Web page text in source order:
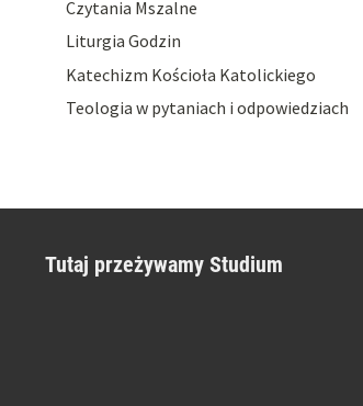
Czytania Mszalne
Liturgia Godzin
Katechizm Kościoła Katolickiego
Teologia w pytaniach i odpowiedziach
Tutaj przeżywamy Studium